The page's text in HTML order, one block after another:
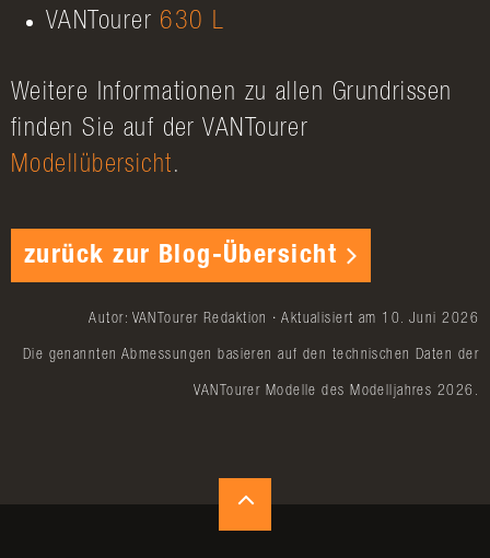
VANTourer 630 L
Weitere Informationen zu allen Grundrissen
finden Sie auf der VANTourer
Modellübersicht.
zurück zur Blog-Übersicht
Autor: VANTourer Redaktion · Aktualisiert am 10. Juni 2026
Die genannten Abmessungen basieren auf den technischen Daten der
VANTourer Modelle des Modelljahres 2026.